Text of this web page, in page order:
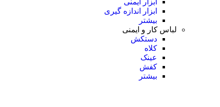
ابزار ایمنی
ابزار اندازه گیری
بیشتر
لباس کار و ایمنی
دستکش
کلاه
عینک
کفش
بیشتر